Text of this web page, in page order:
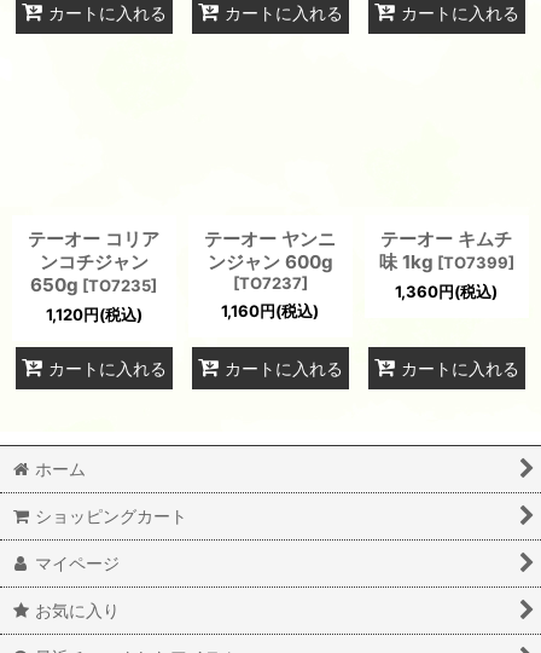
カートに入れる カートに入れる カートに入れる
テーオー コリア
ンコチジャン
650g [TO7235]
1,120円(税込)
カートに入れる
テーオー ヤンニ
ンジャン 600g
[TO7237]
1,160円(税込)
カートに入れる
テーオー キムチ
味 1kg [TO7399]
1,360円(税込)
カートに入れる
ホーム
ショッピングカート
マイページ
お気に入り